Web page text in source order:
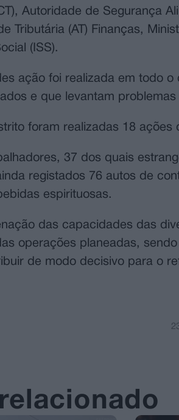
Autoridade de Segurança
Tributária (AT) Finanças,
(ISS).
ação foi realizada em todo
e que levantam
foram realizadas 18
37 dos quais
registados 76 autos de
espirituosas.
das capacidades das
operações planeadas,
de modo decisivo para o